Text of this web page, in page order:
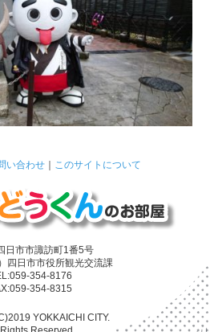
い合わせ このサイトについて
日市市諏訪町1番5号
四日市市役所観光交流課
354-8176
354-8315
YOKKAICHI CITY.